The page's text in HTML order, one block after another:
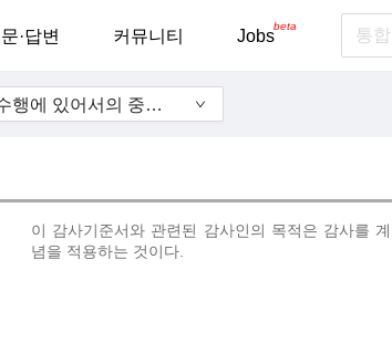
·답변 커뮤니티 Jobsbeta
320 - 감사의 계획수립과 수행에 있어서의 중요성
이 감사기준서와 관련된 감사인의 목적은 감사를
념을 적용하는 것이다.